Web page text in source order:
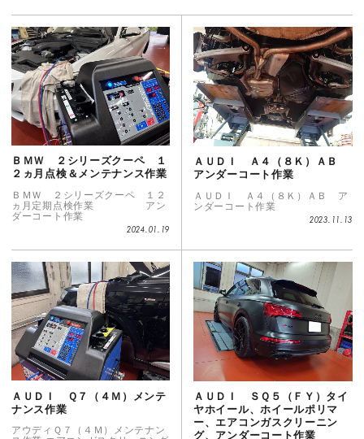
ＢＭＷ ２シリーズクーペ １
２ヵ月点検＆メンテナンス作業
ＢＭＷ ２シリーズクーペ １２
ヵ月定期点検作業 アン
ダーコート作業
2024.01.19
ＡＵＤＩ Ａ４（８Ｋ）ＡＢ
アンダーコート作業
ＡＵＤＩ Ａ４（８Ｋ）ＡＢ ア
ンダーコート作業
2023.11.13
ＡＵＤＩ Ｑ７（４Ｍ）メンテ
ナンス作業
アウディＱ７（４Ｍ）メンテナン
ＡＵＤＩ ＳＱ５（ＦＹ）タイ
ヤホイール、ホイールポリマ
ー、エアコンガスクリーニン
グ、アンダーコート作業